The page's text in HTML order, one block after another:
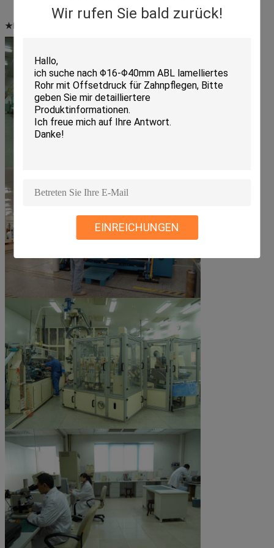
Wir rufen Sie bald zurück!
EINREICHUNGEN
★Kundenmarke: